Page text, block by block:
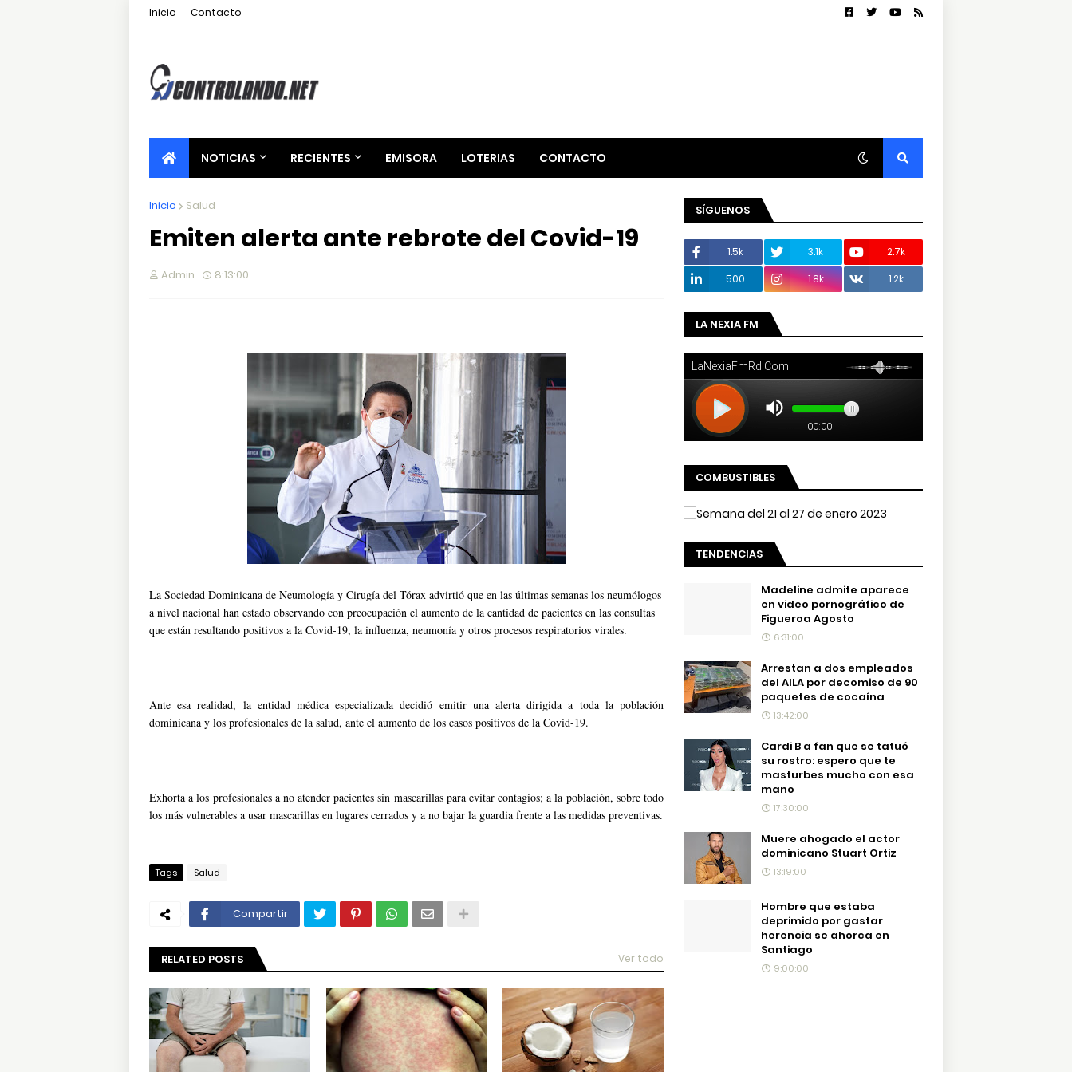
Inicio Contacto
NOTICIAS RECIENTES EMISORA LOTERIAS CONTACTO
Inicio Salud
Emiten alerta ante rebrote del Covid-19
Admin 8:13:00
La Sociedad Dominicana de Neumología y Cirugía del Tórax advirtió que en las últimas semanas los neumólogos
a nivel nacional han estado observando con preocupación el aumento de la cantidad de pacientes en las consultas
que están resultando positivos a la Covid-19, la influenza, neumonía y otros procesos respiratorios virales.
Ante esa realidad, la entidad médica especializada decidió emitir una alerta dirigida a toda la población
dominicana y los profesionales de la salud, ante el aumento de los casos positivos de la Covid-19.
Exhorta a los profesionales a no atender pacientes sin mascarillas para evitar contagios; a la población, sobre todo
los más vulnerables a usar mascarillas en lugares cerrados y a no bajar la guardia frente a las medidas preventivas.
Tags Salud
Compartir
RELATED POSTS Ver todo
SÍGUENOS
1.5k 3.1k
2.7k
500
1.8k 1.2k
LA NEXIA FM
COMBUSTIBLES
TENDENCIAS
Madeline admite aparece
en video pornográfico de
Figueroa Agosto
6:31:00
Arrestan a dos empleados
del AILA por decomiso de 90
paquetes de cocaína
13:42:00
Cardi B a fan que se tatuó
su rostro: espero que te
masturbes mucho con esa
mano
17:30:00
Muere ahogado el actor
dominicano Stuart Ortiz
13:19:00
Hombre que estaba
deprimido por gastar
herencia se ahorca en
Santiago
9:00:00